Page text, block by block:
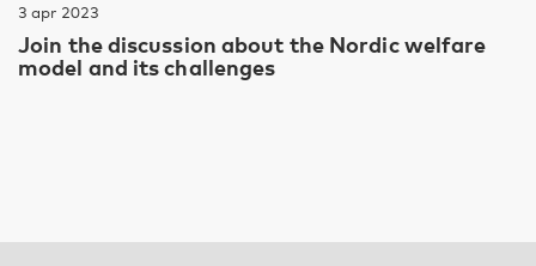
3 apr 2023
Join the discussion about the Nordic welfare
model and its challenges